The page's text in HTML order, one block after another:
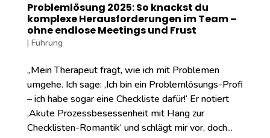
Problemlösung 2025: So knackst du
komplexe Herausforderungen im Team –
ohne endlose Meetings und Frust
| Führung
„Mein Therapeut fragt, wie ich mit Problemen
umgehe. Ich sage: ‚Ich bin ein Problemlösungs-Profi
– ich habe sogar eine Checkliste dafür!‘ Er notiert
‚Akute Prozessbesessenheit mit Hang zur
Checklisten-Romantik‘ und schlägt mir vor, doch...